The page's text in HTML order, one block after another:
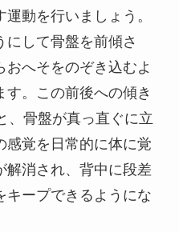
動を行いましょう。
にして骨盤を前傾さ
へそをのぞき込むよ
す。この前後への傾き
、骨盤が真っ直ぐに立
感覚を日常的に体に覚
解消され、背中に段差
キープできるようにな